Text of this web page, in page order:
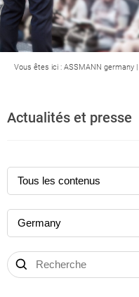
Vous êtes ici : ASSMANN germany |
Actualités et presse